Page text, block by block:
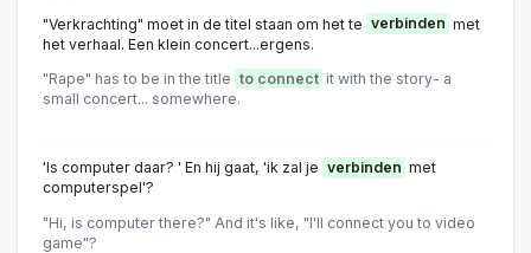
"Verkrachting" moet in de titel staan om het te verbinden met
het verhaal. Een klein concert...ergens.
"Rape" has to be in the title to connect it with the story- a
small concert... somewhere.
'Is computer daar? ' En hij gaat, 'ik zal je verbinden met
computerspel'?
"Hi, is computer there?" And it's like, "I'll connect you to video
game"?